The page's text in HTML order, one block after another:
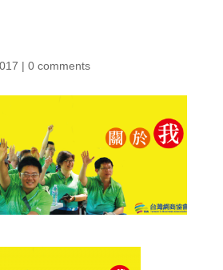
| 0 comments